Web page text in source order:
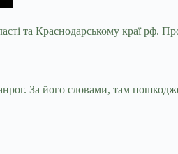
та Краснодарському краї рф.
За його словами, там